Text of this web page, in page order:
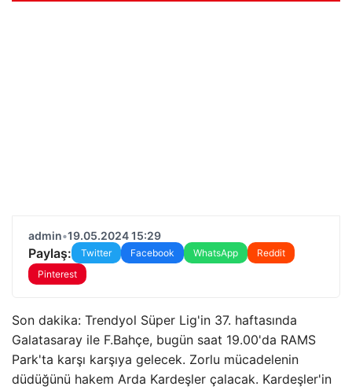
admin•19.05.2024 15:29
Paylaş: Twitter Facebook WhatsApp
Reddit
Pinterest
Son dakika: Trendyol Süper Lig'in 37. haftasında
Galatasaray ile F.Bahçe, bugün saat 19.00'da RAMS
Park'ta karşı karşıya gelecek. Zorlu mücadelenin
düdüğünü hakem Arda Kardeşler çalacak. Kardeşler'in